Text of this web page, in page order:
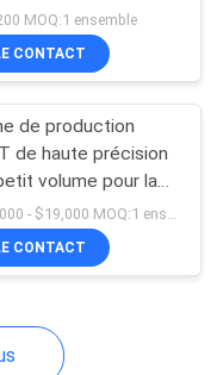
et four de reflux
de
pour
MOQ:1 ensemble
CONTACT
de production
de haute précision
volume pour la
et le prototypage
$16,000 - $19,000 MOQ:1 ensemble
CONTACT